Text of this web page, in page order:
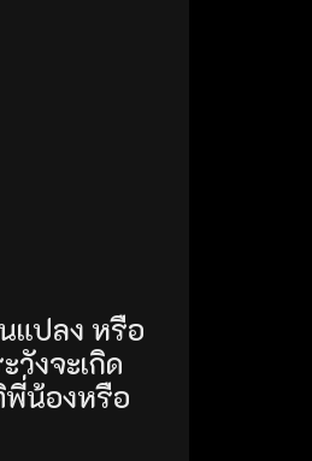
แปลง หรือ
งจะเกิด
พี่น้องหรือ